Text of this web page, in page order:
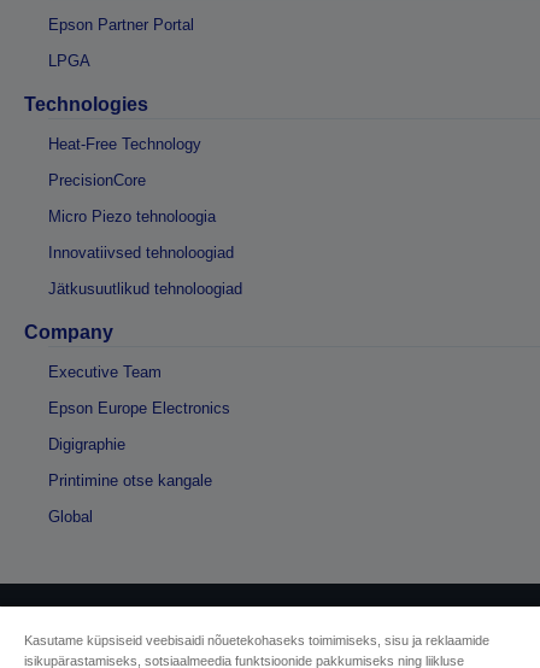
Epson Partner Portal
LPGA
Technologies
Heat-Free Technology
PrecisionCore
Micro Piezo tehnoloogia
Innovatiivsed tehnoloogiad
Jätkusuutlikud tehnoloogiad
Company
Executive Team
Epson Europe Electronics
Digigraphie
Printimine otse kangale
Global
Kasutame küpsiseid veebisaidi nõuetekohaseks toimimiseks, sisu ja reklaamide
isikupärastamiseks, sotsiaalmeedia funktsioonide pakkumiseks ning liikluse